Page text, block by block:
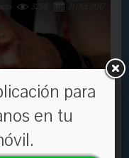
31 Oct, 2017
3268
para
en tu